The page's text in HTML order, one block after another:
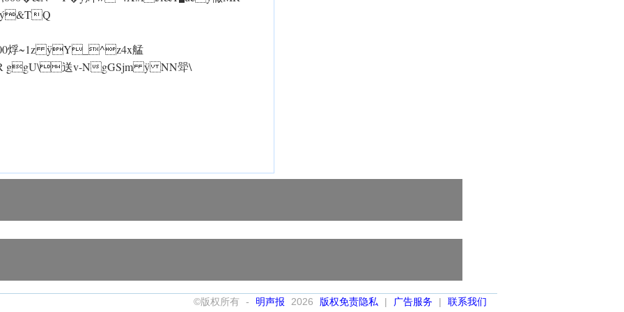
00烰~1z ÿY_^z4x艋
送v-NgGSjm ÿ NN斝\
©版权所有 - 明声报 2026 版权免责隐私 | 广告服务 | 联系我们